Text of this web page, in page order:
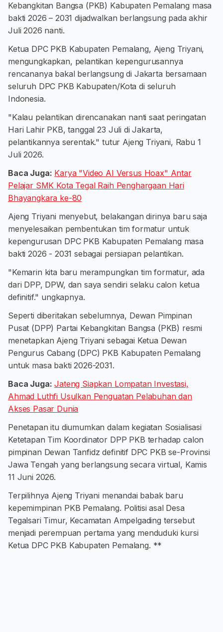
Kebangkitan Bangsa (PKB) Kabupaten Pemalang masa
bakti 2026 – 2031 dijadwalkan berlangsung pada akhir
Juli 2026 nanti.
Ketua DPC PKB Kabupaten Pemalang, Ajeng Triyani,
mengungkapkan, pelantikan kepengurusannya
rencananya bakal berlangsung di Jakarta bersamaan
seluruh DPC PKB Kabupaten/Kota di seluruh
Indonesia.
"Kalau pelantikan direncanakan nanti saat peringatan
Hari Lahir PKB, tanggal 23 Juli di Jakarta,
pelantikannya serentak." tutur Ajeng Triyani, Rabu 1
Juli 2026.
Baca Juga: Karya "Video AI Versus Hoax" Antar
Pelajar SMK Kota Tegal Raih Penghargaan Hari
Bhayangkara ke-80
Ajeng Triyani menyebut, belakangan dirinya baru saja
menyelesaikan pembentukan tim formatur untuk
kepengurusan DPC PKB Kabupaten Pemalang masa
bakti 2026 ‐ 2031 sebagai persiapan pelantikan.
"Kemarin kita baru merampungkan tim formatur, ada
dari DPP, DPW, dan saya sendiri selaku calon ketua
definitif." ungkapnya.
Seperti diberitakan sebelumnya, Dewan Pimpinan
Pusat (DPP) Partai Kebangkitan Bangsa (PKB) resmi
menetapkan Ajeng Triyani sebagai Ketua Dewan
Pengurus Cabang (DPC) PKB Kabupaten Pemalang
untuk masa bakti 2026-2031.
Baca Juga: Jateng Siapkan Lompatan Investasi,
Ahmad Luthfi Usulkan Penguatan Pelabuhan dan
Akses Pasar Dunia
Penetapan itu diumumkan dalam kegiatan Sosialisasi
Ketetapan Tim Koordinator DPP PKB terhadap calon
pimpinan Dewan Tanfidz definitif DPC PKB se-Provinsi
Jawa Tengah yang berlangsung secara virtual, Kamis
11 Juni 2026.
Terpilihnya Ajeng Triyani menandai babak baru
kepemimpinan PKB Pemalang. Politisi asal Desa
Tegalsari Timur, Kecamatan Ampelgading tersebut
menjadi perempuan pertama yang menduduki kursi
Ketua DPC PKB Kabupaten Pemalang. **